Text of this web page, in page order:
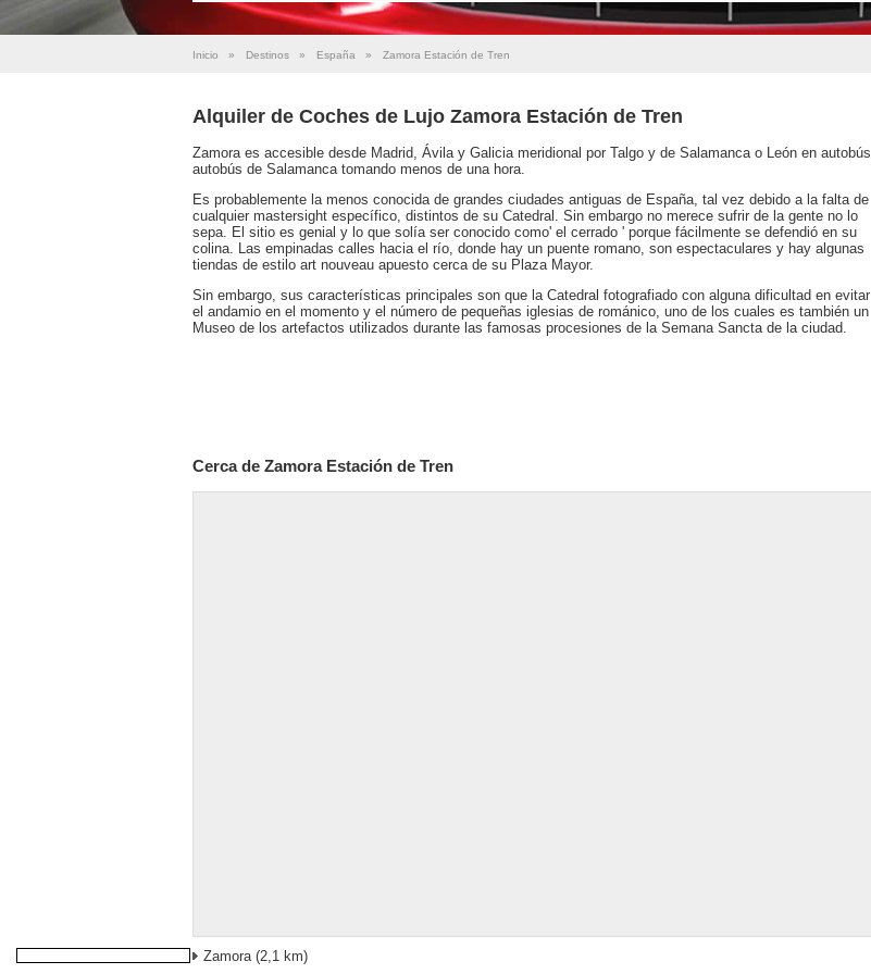
Inicio » Destinos » España » Zamora Estación de Tren
Alquiler de Coches de Lujo Zamora Estación de Tren
Zamora es accesible desde Madrid, Ávila y Galicia meridional por Talgo y de Salamanca o León en autobús,
autobús de Salamanca tomando menos de una hora.
Es probablemente la menos conocida de grandes ciudades antiguas de España, tal vez debido a la falta de
cualquier mastersight específico, distintos de su Catedral. Sin embargo no merece sufrir de la gente no lo
sepa. El sitio es genial y lo que solía ser conocido como' el cerrado ' porque fácilmente se defendió en su
colina. Las empinadas calles hacia el río, donde hay un puente romano, son espectaculares y hay algunas
tiendas de estilo art nouveau apuesto cerca de su Plaza Mayor.
Sin embargo, sus características principales son que la Catedral fotografiado con alguna dificultad en evitar
el andamio en el momento y el número de pequeñas iglesias de románico, uno de los cuales es también un
Museo de los artefactos utilizados durante las famosas procesiones de la Semana Sancta de la ciudad.
Cerca de Zamora Estación de Tren
Zamora (2,1 km)